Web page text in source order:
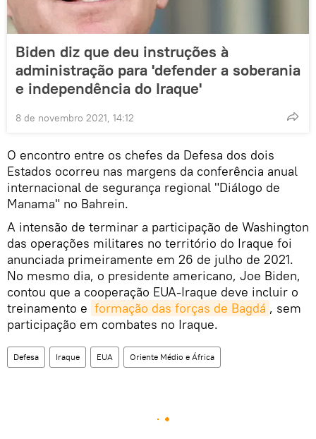
Biden diz que deu instruções à
administração para 'defender a soberania
e independência do Iraque'
8 de novembro 2021, 14:12
O encontro entre os chefes da Defesa dos dois
Estados ocorreu nas margens da conferência anual
internacional de segurança regional "Diálogo de
Manama" no Bahrein.
A intensão de terminar a participação de Washington
das operações militares no território do Iraque foi
anunciada primeiramente em 26 de julho de 2021.
No mesmo dia, o presidente americano, Joe Biden,
contou que a cooperação EUA-Iraque deve incluir o
treinamento e formação das forças de Bagdá , sem
participação em combates no Iraque.
Defesa Iraque EUA Oriente Médio e África